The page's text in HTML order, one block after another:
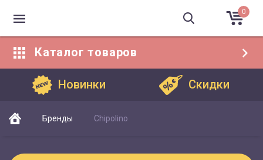
0
Каталог товаров
Новинки Скидки
Бренды Chipolino